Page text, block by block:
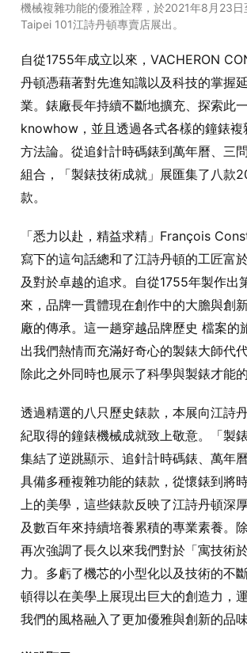
機械複雜功能的優雅詮釋，於2021年8月23
Taipei 101江詩丹頓專賣店展出。
自從1755年成立以來，VACHERON
丹頓憑藉著對先進知識以及科技的掌握
業。錶廠長年持續不斷地擴充、探索此
knowhow，並且透過各式各樣的鐘錶複
方法論。從追針計時碼錶到萬年曆、三
組合，「製錶技術成就」展匯集了八款
款。
「悉力以赴，精益求精」François
寫下的這句話總和了江詩丹頓的工匠富
及對於卓越的追求。自從1755年製作出
來，品牌一貫體現在創作中的大膽與創
廠的傳承。這一趟穿越品牌歷史 檔案的
出我們熱情而充滿好奇心的製錶大師代
除此之外同時也展示了科學與製錶才能的
透過精選的八只歷史錶款，本展向江詩
紀取得的鐘錶機械成就致上敬意。「製
集結了逆跳顯示、追針計時碼錶、萬年
具備多種複雜功能的錶款，從懷錶到將
上的美學，這些錶款反映了江詩丹頓深
及數百年來持續培養累積的專業素養。
再次強調了長久以來我們對於「寓技術
力。多虧了機芯的小型化以及技術的不
頓得以在美學上展現出巨大的創造力，
我們的風格融入了更加優雅與創新的品